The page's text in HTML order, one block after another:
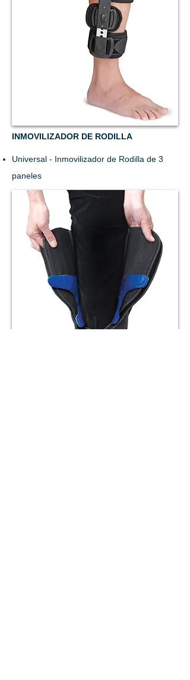
INMOVILIZADOR DE RODILLA
Universal - Inmovilizador de Rodilla de 3
paneles